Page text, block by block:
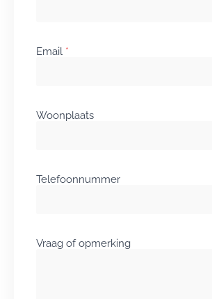
Email *
Woonplaats
Telefoonnummer
Vraag of opmerking